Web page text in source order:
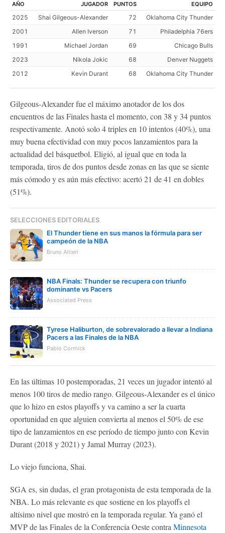
AÑO JUGADOR PUNTOS EQUIPO
2025 Shai Gilgeous-Alexander 72
Oklahoma City Thunder
2001
Allen Iverson 71
Philadelphia 76ers
1991
Michael Jordan 69
Chicago Bulls
2023
Nikola Jokic 68
Denver Nuggets
2012
Kevin Durant 68 Oklahoma City Thunder
Gilgeous-Alexander fue el máximo anotador de los dos
encuentros de las Finales hasta el momento, con 38 y 34 puntos
respectivamente. Anotó solo 4 triples en 10 intentos (40%), una
muy buena efectividad con muy pocos lanzamientos para la
actualidad del básquetbol. Eligió, al igual que en toda la
temporada, tiros de dos puntos desde zonas en las que se siente
más cómodo y es aún más efectivo: acertó 21 de 41 en dobles
(51%).
SELECCIONES EDITORIALES
El Thunder tiene en sus manos la fórmula para ser
campeón de la NBA
Bruno Altieri
NBA Finals: Thunder se recupera con triunfo
dominante vs Pacers
Associated Press
Tyrese Haliburton, de sobrevalorado a llevar a Indiana
Pacers a las Finales de la NBA
Pablo Cormick
En las últimas 10 postemporadas, 21 veces un jugador intentó al
menos 100 tiros de medio rango. Gilgeous-Alexander es el único
que lo hizo en estos playoffs y va camino a ser la cuarta
oportunidad en que alguien convierta al menos el 50% de ese
tipo de lanzamientos en ese período de tiempo junto con Kevin
Durant (2018 y 2021) y Jamal Murray (2023).
Lo viejo funciona, Shai.
SGA es, sin dudas, el gran protagonista de esta temporada de la
NBA. Lo más relevante es que sostiene en los playoffs el
altísimo nivel que mostró en la temporada regular. Ya ganó el
MVP de las Finales de la Conferencia Oeste contra Minnesota